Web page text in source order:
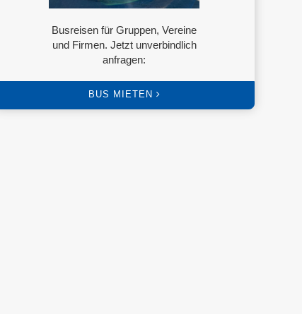
Busreisen für Gruppen, Vereine
und Firmen. Jetzt unverbindlich
anfragen:
BUS MIETEN